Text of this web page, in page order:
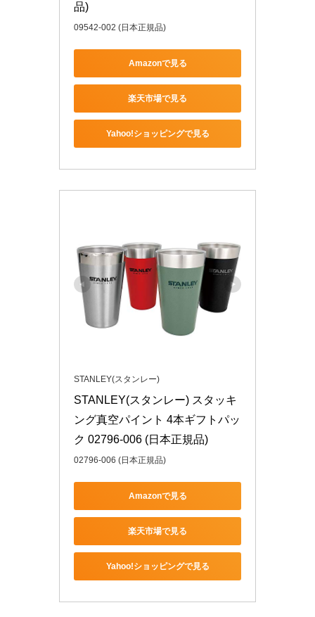
品)
09542-002 (日本正規品)
Amazonで見る
楽天市場で見る
Yahoo!ショッピングで見る
STANLEY(スタンレー)
STANLEY(スタンレー) スタッキ
ング真空パイント 4本ギフトパッ
ク 02796-006 (日本正規品)
02796-006 (日本正規品)
Amazonで見る
楽天市場で見る
Yahoo!ショッピングで見る